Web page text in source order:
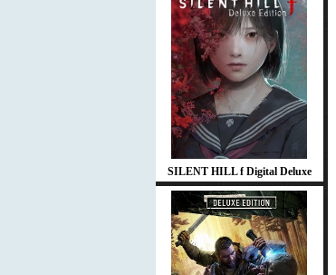
SILENT HILL f Digital Deluxe